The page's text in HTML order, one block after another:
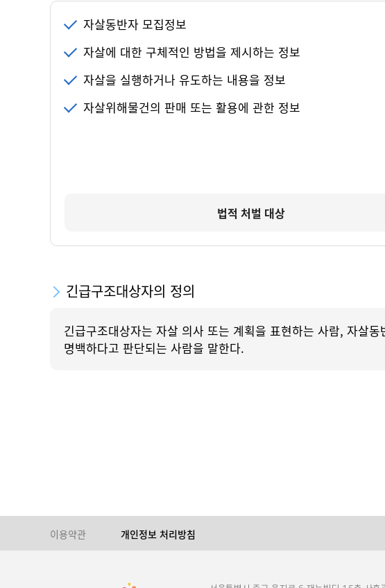
자살동반자 모집정보
자살에 대한 구체적인 방법을 제시하는 정보
자살을 실행하거나 유도하는 내용을 정보
자살위해물건의 판매 또는 활용에 관한 정보
법적 처벌 대상
긴급구조대상자의 정의
긴급구조대상자는 자살 의사 또는 계획을 표현하는 사람, 자살
명백하다고 판단되는 사람을 말한다.
이용약관 개인정보 처리방침